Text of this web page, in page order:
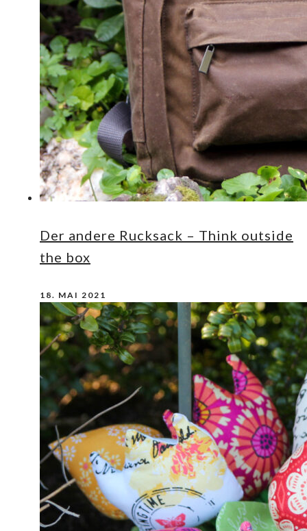
Der andere Rucksack – Think outside
the box
18. MAI 2021